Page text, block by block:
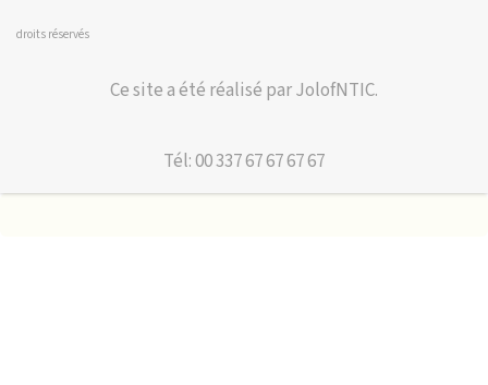
droits réservés
Ce site a été réalisé par JolofNTIC.
Tél: 00 337 67 67 67 67